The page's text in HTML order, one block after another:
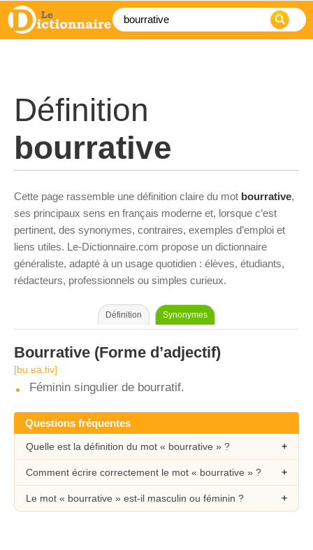
Définition
bourrative
Cette page rassemble une définition claire du mot bourrative,
ses principaux sens en français moderne et, lorsque c’est
pertinent, des synonymes, contraires, exemples d’emploi et
liens utiles. Le-Dictionnaire.com propose un dictionnaire
généraliste, adapté à un usage quotidien : élèves, étudiants,
rédacteurs, professionnels ou simples curieux.
Définition Synonymes
Bourrative (Forme d’adjectif)
[bu.ʁa.tiv]
Féminin singulier de bourratif.
Questions fréquentes
Quelle est la définition du mot « bourrative » ?
Comment écrire correctement le mot « bourrative » ?
Le mot « bourrative » est-il masculin ou féminin ?